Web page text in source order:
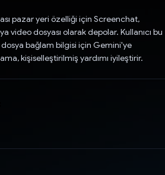
pazar yeri özelliği için Screenchat,
video dosyası olarak depolar. Kullanıcı bu
bağlam bilgisi için Gemini'ye
kişiselleştirilmiş yardımı iyileştirir.